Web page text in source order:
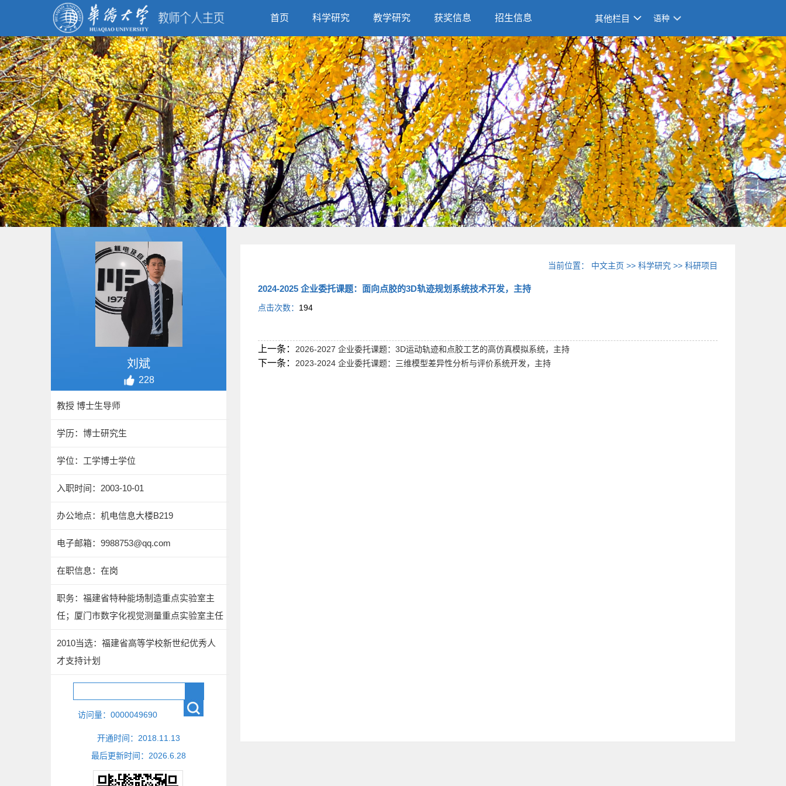
首页 科学研究 教学研究 获奖信息 招生信息 其他栏目 语种
刘斌
228
教授 博士生导师
学历：博士研究生
学位：工学博士学位
入职时间：2003-10-01
办公地点：机电信息大楼B219
电子邮箱： 9988753@qq.com
在职信息：在岗
职务：福建省特种能场制造重点实验室主
任；厦门市数字化视觉测量重点实验室主任
2010当选：福建省高等学校新世纪优秀人
才支持计划
访问量： 0000049690
开通时间： 2018 11 13
最后更新时间： 2026 6 28
当前位置： 中文主页 >>科学研究 >>科研项目
2024-2025 企业委托课题：面向点胶的3D轨迹规划系统技术开发，主持
点击次数： 194
上一条： 2026-2027 企业委托课题：3D运动轨迹和点胶工艺的高仿真模拟系统，主持
下一条： 2023-2024 企业委托课题：三维模型差异性分析与评价系统开发，主持